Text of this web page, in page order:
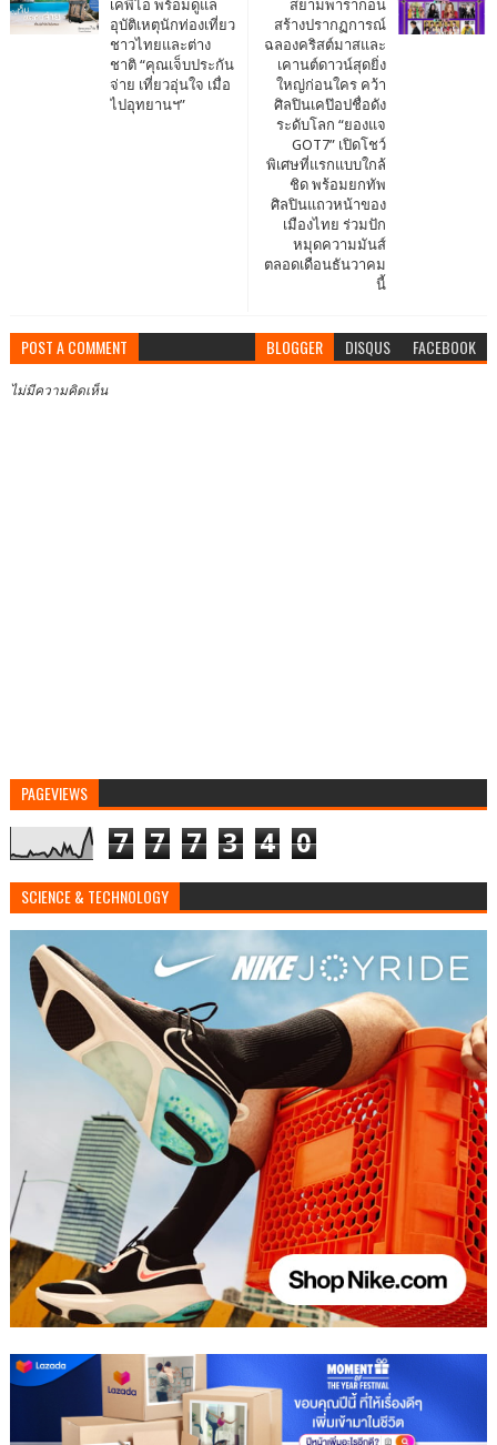
สยามพารากอน
สร้างปรากฏการณ์
ฉลองคริสต์มาสและ
เคานต์ดาวน์สุดยิ่ง
ใหญ่ก่อนใคร คว้า
ศิลปินเคป๊อปชื่อดัง
ระดับโลก “ยองแจ
GOT7” เปิดโชว์
พิเศษที่แรกแบบใกล้
ชิด พร้อมยกทัพ
ศิลปินแถวหน้าของ
เมืองไทย ร่วมปัก
หมุดความมันส์
ตลอดเดือนธันวาคม
นี้
เคพีไอ พร้อมดูแล
อุบัติเหตุนักท่องเที่ยว
ชาวไทยและต่าง
ชาติ “คุณเจ็บประกัน
จ่าย เที่ยวอุ่นใจ เมื่อ
ไปอุทยานฯ”
POST A COMMENT BLOGGER DISQUS FACEBOOK
ไม่มีความคิดเห็น
PAGEVIEWS
7 7 7 3 4 0
SCIENCE & TECHNOLOGY